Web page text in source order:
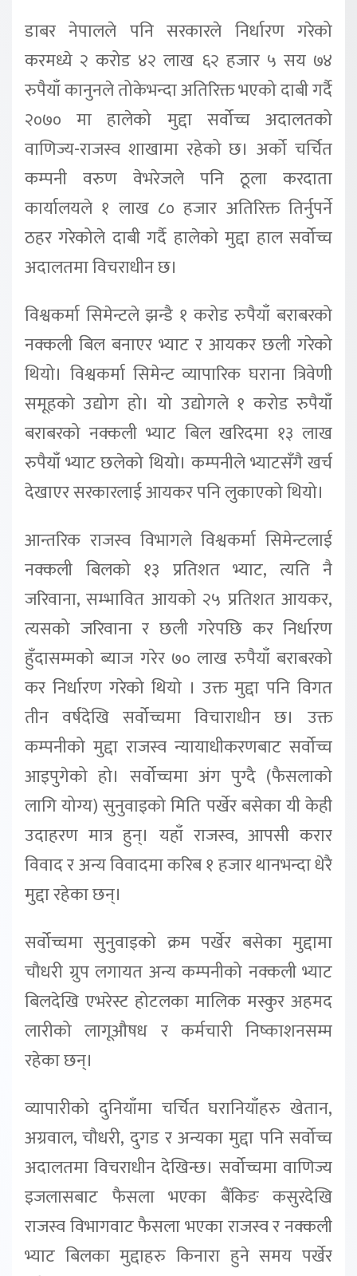
डाबर नेपालले पनि सरकारले निर्धारण गरेको
करमध्ये २ करोड ४२ लाख ६२ हजार ५ सय ७४
रुपैयाँ कानुनले तोकेभन्दा अतिरिक्त भएको दाबी गर्दै
२०७० मा हालेको मुद्दा सर्वोच्च अदालतको
वाणिज्य-राजस्व शाखामा रहेको छ। अर्को चर्चित
कम्पनी वरुण वेभरेजले पनि ठूला करदाता
कार्यालयले १ लाख ८० हजार अतिरिक्त तिर्नुपर्ने
ठहर गरेकोले दाबी गर्दै हालेको मुद्दा हाल सर्वोच्च
अदालतमा विचराधीन छ।
विश्वकर्मा सिमेन्टले झन्डै १ करोड रुपैयाँ बराबरको
नक्कली बिल बनाएर भ्याट र आयकर छली गरेको
थियो। विश्वकर्मा सिमेन्ट व्यापारिक घराना त्रिवेणी
समूहको उद्योग हो। यो उद्योगले १ करोड रुपैयाँ
बराबरको नक्कली भ्याट बिल खरिदमा १३ लाख
रुपैयाँ भ्याट छलेको थियो। कम्पनीले भ्याटसँगै खर्च
देखाएर सरकारलाई आयकर पनि लुकाएको थियो।
आन्तरिक राजस्व विभागले विश्वकर्मा सिमेन्टलाई
नक्कली बिलको १३ प्रतिशत भ्याट, त्यति नै
जरिवाना, सम्भावित आयको २५ प्रतिशत आयकर,
त्यसको जरिवाना र छली गरेपछि कर निर्धारण
हुँदासम्मको ब्याज गरेर ७० लाख रुपैयाँ बराबरको
कर निर्धारण गरेको थियो । उक्त मुद्दा पनि विगत
तीन वर्षदेखि सर्वोच्चमा विचाराधीन छ। उक्त
कम्पनीको मुद्दा राजस्व न्यायाधीकरणबाट सर्वोच्च
आइपुगेको हो। सर्वोच्चमा अंग पुग्दै (फैसलाको
लागि योग्य) सुनुवाइको मिति पर्खेर बसेका यी केही
उदाहरण मात्र हुन्। यहाँ राजस्व, आपसी करार
विवाद र अन्य विवादमा करिब १ हजार थानभन्दा धेरै
मुद्दा रहेका छन्।
सर्वोच्चमा सुनुवाइको क्रम पर्खेर बसेका मुद्दामा
चौधरी ग्रुप लगायत अन्य कम्पनीको नक्कली भ्याट
बिलदेखि एभरेस्ट होटलका मालिक मस्कुर अहमद
लारीको लागूऔषध र कर्मचारी निष्काशनसम्म
रहेका छन्।
व्यापारीको दुनियाँमा चर्चित घरानियाँहरु खेतान,
अग्रवाल, चौधरी, दुगड र अन्यका मुद्दा पनि सर्वोच्च
अदालतमा विचराधीन देखिन्छ। सर्वोच्चमा वाणिज्य
इजलासबाट फैसला भएका बैंकिङ कसुरदेखि
राजस्व विभागवाट फैसला भएका राजस्व र नक्कली
भ्याट बिलका मुद्दाहरु किनारा हुने समय पर्खेर